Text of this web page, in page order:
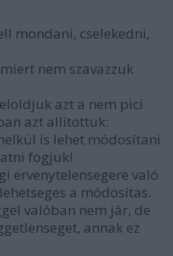
mondani, cselekedni,
nem szavazzuk
azt a nem pici
azt allítottuk:
is lehet módosítani
fogjuk!
ervenytelensegere való
a módosítas.
valóban nem jár, de
annak ez